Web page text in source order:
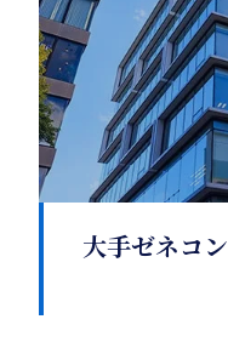
大手ゼネコン